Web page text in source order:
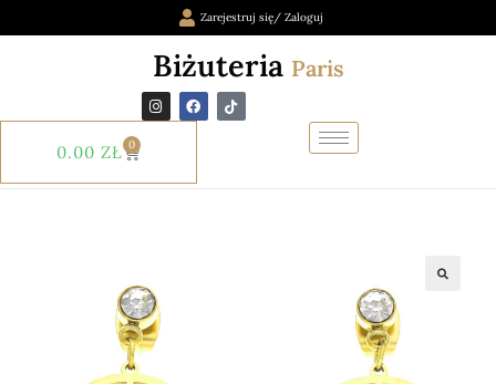
Zarejestruj się/ Zaloguj
Biżuteria Paris
0.00 ZŁ 0